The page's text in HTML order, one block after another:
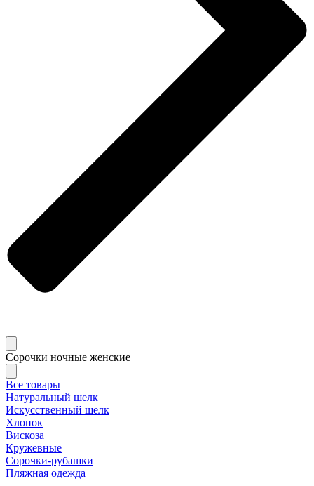
Сорочки ночные женские
Все товары
Натуральный шелк
Искусственный шелк
Хлопок
Вискоза
Кружевные
Сорочки-рубашки
Пляжная одежда